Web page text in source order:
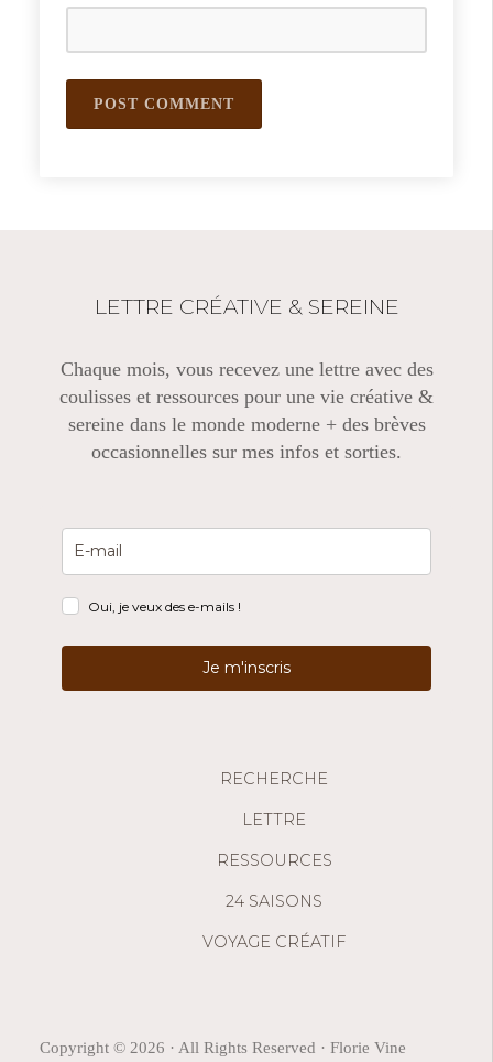
LETTRE CRÉATIVE & SEREINE
Chaque mois, vous recevez une lettre avec des
coulisses et ressources pour une vie créative &
sereine dans le monde moderne + des brèves
occasionnelles sur mes infos et sorties.
Oui, je veux des e-mails !
Je m'inscris
RECHERCHE
LETTRE
RESSOURCES
24 SAISONS
VOYAGE CRÉATIF
Copyright © 2026 · All Rights Reserved · Florie Vine